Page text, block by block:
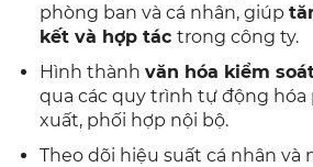
phòng ban và cá nhân, giúp
kết và hợp tác trong công ty.
Hình thành văn hóa kiểm
qua các quy trình tự động hóa
xuất, phối hợp nội bộ.
Theo dõi hiệu suất cá nhân và